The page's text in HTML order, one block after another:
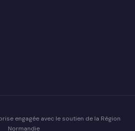
engagée avec le soutien de la Région
Normandie